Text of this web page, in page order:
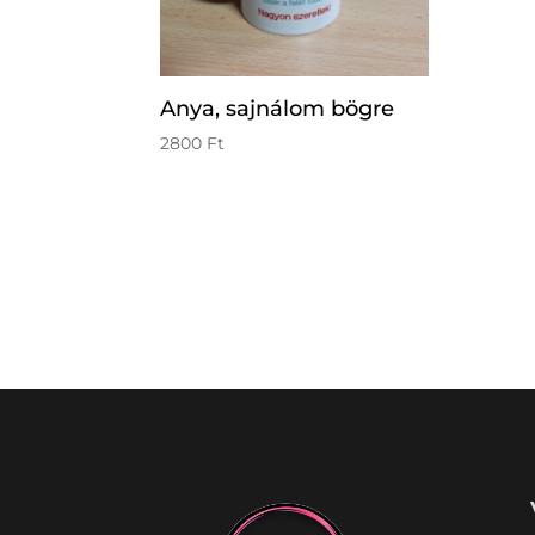
Anya, sajnálom bögre
2800 Ft